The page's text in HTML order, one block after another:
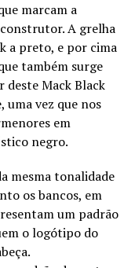
marcam a
A grelha
a preto, e por cima
também surge
deste Mack Black
vez que nos
em
negro.
mesma tonalidade
os bancos, em
um padrão
o logótipo do